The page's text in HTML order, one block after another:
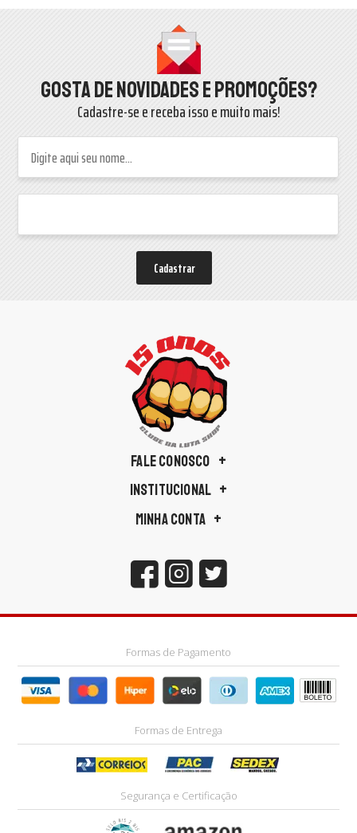
Gosta de novidades e promoções?
Cadastre-se e receba isso e muito mais!
Cadastrar
FALE CONOSCO
INSTITUCIONAL
MINHA CONTA
Formas de Pagamento
Formas de Entrega
Segurança e Certificação